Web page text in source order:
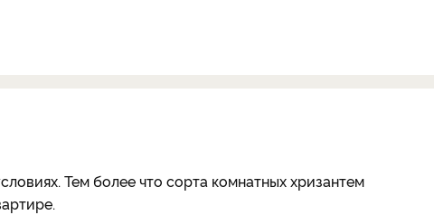
Тем более что сорта комнатных хризантем